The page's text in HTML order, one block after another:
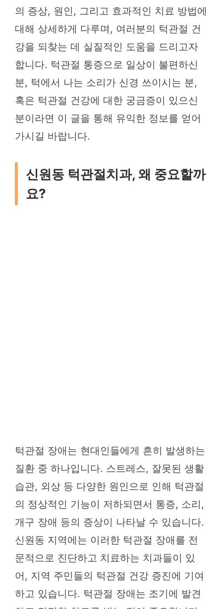
의 증상, 원인, 그리고 효과적인 치료 방법에
대해 상세하게 다루며, 여러분의 턱관절 건
강을 되찾는 데 실질적인 도움을 드리고자
합니다. 턱관절 통증으로 일상이 불편하신
분, 턱에서 나는 소리가 신경 쓰이시는 분,
혹은 턱관절 건강에 대한 궁금증이 있으신
분이라면 이 글을 통해 유익한 정보를 얻어
가시길 바랍니다.
신원동 턱관절치과, 왜 중요할까
요?
턱관절 장애는 현대인들에게 흔히 발생하는
질환 중 하나입니다. 스트레스, 잘못된 생활
습관, 외상 등 다양한 원인으로 인해 턱관절
의 정상적인 기능이 저하되면서 통증, 소리,
개구 장애 등의 증상이 나타날 수 있습니다.
신원동 지역에는 이러한 턱관절 장애를 전
문적으로 진단하고 치료하는 치과들이 있
어, 지역 주민들의 턱관절 건강 증진에 기여
하고 있습니다. 턱관절 장애는 조기에 발견